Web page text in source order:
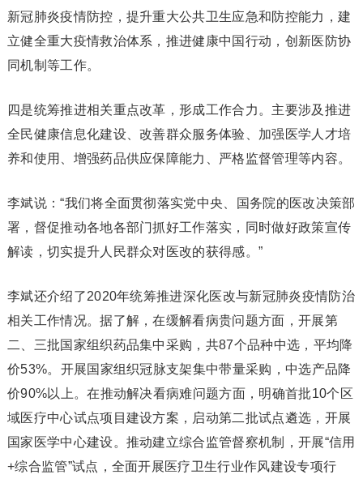
新冠肺炎疫情防控，提升重大公共卫生应急和防控能力，建
立健全重大疫情救治体系，推进健康中国行动，创新医防协
同机制等工作。
四是统筹推进相关重点改革，形成工作合力。主要涉及推进
全民健康信息化建设、改善群众服务体验、加强医学人才培
养和使用、增强药品供应保障能力、严格监督管理等内容。
李斌说：“我们将全面贯彻落实党中央、国务院的医改决策部
署，督促推动各地各部门抓好工作落实，同时做好政策宣传
解读，切实提升人民群众对医改的获得感。”
李斌还介绍了2020年统筹推进深化医改与新冠肺炎疫情防治
相关工作情况。据了解，在缓解看病贵问题方面，开展第
二、三批国家组织药品集中采购，共87个品种中选，平均降
价53%。开展国家组织冠脉支架集中带量采购，中选产品降
价90%以上。在推动解决看病难问题方面，明确首批10个区
域医疗中心试点项目建设方案，启动第二批试点遴选，开展
国家医学中心建设。推动建立综合监管督察机制，开展“信用
+综合监管”试点，全面开展医疗卫生行业作风建设专项行